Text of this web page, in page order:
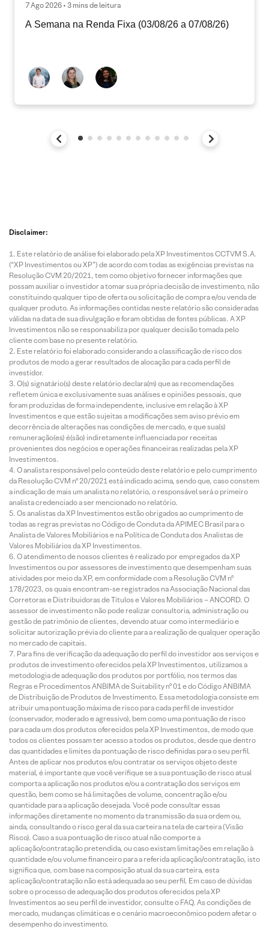
7 Ago 2026 • 3 mins de leitura
A Semana na Renda Fixa (03/08/26 a 07/08/26)
Disclaimer:
Este relatório de análise foi elaborado pela XP Investimentos CCTVM S.A.
(“XP Investimentos ou XP”) de acordo com todas as exigências previstas na
Resolução CVM 20/2021, tem como objetivo fornecer informações que
possam auxiliar o investidor a tomar sua própria decisão de investimento, não
constituindo qualquer tipo de oferta ou solicitação de compra e/ou venda de
qualquer produto. As informações contidas neste relatório são consideradas
válidas na data de sua divulgação e foram obtidas de fontes públicas. A XP
Investimentos não se responsabiliza por qualquer decisão tomada pelo
cliente com base no presente relatório.
Este relatório foi elaborado considerando a classificação de risco dos
produtos de modo a gerar resultados de alocação para cada perfil de
investidor.
O(s) signatário(s) deste relatório declara(m) que as recomendações
refletem única e exclusivamente suas análises e opiniões pessoais, que
foram produzidas de forma independente, inclusive em relação à XP
Investimentos e que estão sujeitas a modificações sem aviso prévio em
decorrência de alterações nas condições de mercado, e que sua(s)
remuneração(es) é(são) indiretamente influenciada por receitas
provenientes dos negócios e operações financeiras realizadas pela XP
Investimentos.
O analista responsável pelo conteúdo deste relatório e pelo cumprimento
da Resolução CVM nº 20/2021 está indicado acima, sendo que, caso constem
a indicação de mais um analista no relatório, o responsável será o primeiro
analista credenciado a ser mencionado no relatório.
Os analistas da XP Investimentos estão obrigados ao cumprimento de
todas as regras previstas no Código de Conduta da APIMEC Brasil para o
Analista de Valores Mobiliários e na Política de Conduta dos Analistas de
Valores Mobiliários da XP Investimentos.
O atendimento de nossos clientes é realizado por empregados da XP
Investimentos ou por assessores de investimento que desempenham suas
atividades por meio da XP, em conformidade com a Resolução CVM nº
178/2023, os quais encontram-se registrados na Associação Nacional das
Corretoras e Distribuidoras de Títulos e Valores Mobiliários – ANCORD. O
assessor de investimento não pode realizar consultoria, administração ou
gestão de patrimônio de clientes, devendo atuar como intermediário e
solicitar autorização prévia do cliente para a realização de qualquer operação
no mercado de capitais.
Para fins de verificação da adequação do perfil do investidor aos serviços e
produtos de investimento oferecidos pela XP Investimentos, utilizamos a
metodologia de adequação dos produtos por portfólio, nos termos das
Regras e Procedimentos ANBIMA de Suitability nº 01 e do Código ANBIMA
de Distribuição de Produtos de Investimento. Essa metodologia consiste em
atribuir uma pontuação máxima de risco para cada perfil de investidor
(conservador, moderado e agressivo), bem como uma pontuação de risco
para cada um dos produtos oferecidos pela XP Investimentos, de modo que
todos os clientes possam ter acesso a todos os produtos, desde que dentro
das quantidades e limites da pontuação de risco definidas para o seu perfil.
Antes de aplicar nos produtos e/ou contratar os serviços objeto deste
material, é importante que você verifique se a sua pontuação de risco atual
comporta a aplicação nos produtos e/ou a contratação dos serviços em
questão, bem como se há limitações de volume, concentração e/ou
quantidade para a aplicação desejada. Você pode consultar essas
informações diretamente no momento da transmissão da sua ordem ou,
ainda, consultando o risco geral da sua carteira na tela de carteira (Visão
Risco). Caso a sua pontuação de risco atual não comporte a
aplicação/contratação pretendida, ou caso existam limitações em relação à
quantidade e/ou volume financeiro para a referida aplicação/contratação, isto
significa que, com base na composição atual da sua carteira, esta
aplicação/contratação não está adequada ao seu perfil. Em caso de dúvidas
sobre o processo de adequação dos produtos oferecidos pela XP
Investimentos ao seu perfil de investidor, consulte o FAQ. As condições de
mercado, mudanças climáticas e o cenário macroeconômico podem afetar o
desempenho do investimento.